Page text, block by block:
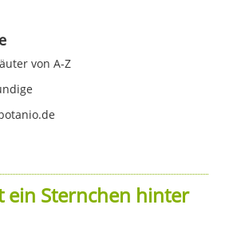
von A-Z
ein Sternchen hinter